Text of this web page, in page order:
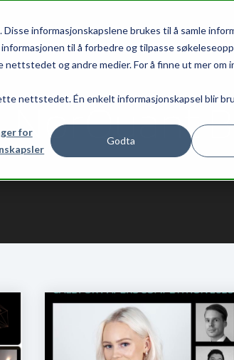
informasjonskapslene brukes til å samle
til å forbedre og tilpasse
og andre medier. For å finne ut mer om
nettstedet. Én enkelt informasjonskapsel blir
for
Godta
NorQuant